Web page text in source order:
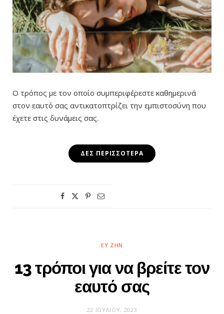
Ο τρόπος με τον οποίο συμπεριφέρεστε καθημερινά
στον εαυτό σας αντικατοπτρίζει την εμπιστοσύνη που
έχετε στις δυνάμεις σας.
ΔΕΣ ΠΕΡΙΣΣΌΤΕΡΑ
ΕΥ ΖΗΝ
13 τρόποι για να βρείτε τον
εαυτό σας
22 ΙΟΥΛΊΟΥ, 2023